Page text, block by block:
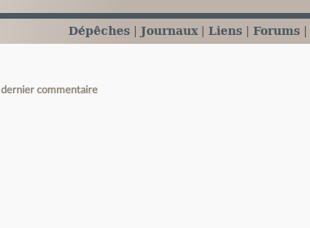
Dépêches Journaux Liens Forums
dernier commentaire